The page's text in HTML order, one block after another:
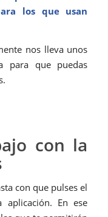
los que usan
nos lleva unos
para que puedas
con la
con que pulses el
aplicación. En ese